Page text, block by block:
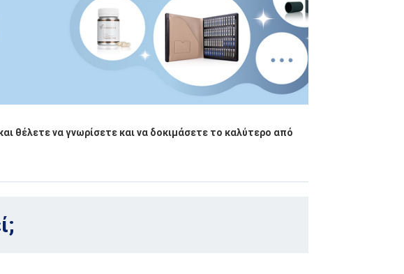
θέλετε να γνωρίσετε και να δοκιμάσετε το καλύτερο από